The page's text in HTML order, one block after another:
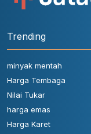
Trending
minyak mentah
Harga Tembaga
Nilai Tukar
harga emas
Harga Karet